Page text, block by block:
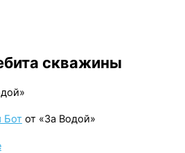
скважины
Бот от «За Водой»